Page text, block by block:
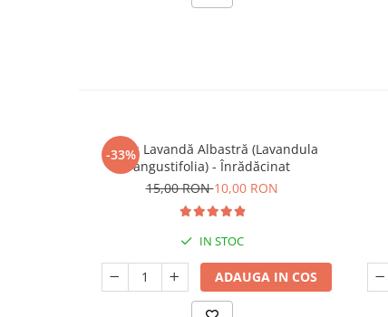
-33%
Butaș Lavandă Albastră (Lavandula
angustifolia) - Înrădăcinat
15,00 RON10,00 RON
IN STOC
ADAUGA IN COS